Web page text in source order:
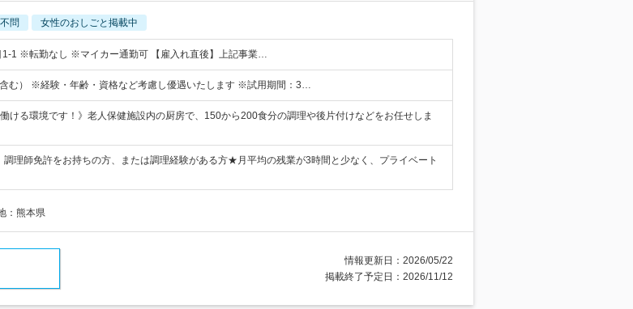
問 女性のおしごと掲載中
1-1 ※転勤なし ※マイカー通勤可 【雇入れ直後】上記事業…
む） ※経験・年齢・資格など考慮し優遇いたします ※試用期間：3…
ける環境です！》老人保健施設内の厨房で、150から200食分の調理や後片付けなどをお任せしま
調理師免許をお持ちの方、または調理経験がある方★月平均の残業が3時間と少なく、プライベート
：熊本県
情報更新日：2026/05/22
掲載終了予定日：2026/11/12